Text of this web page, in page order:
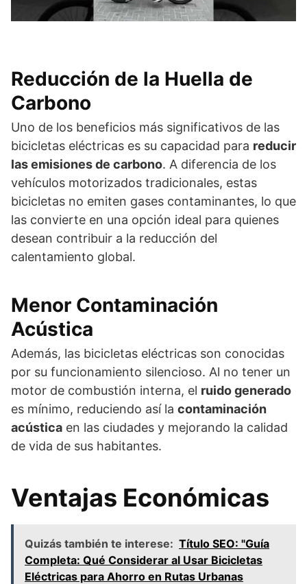
Reducción de la Huella de
Carbono
Uno de los beneficios más significativos de las
bicicletas eléctricas es su capacidad para reducir
las emisiones de carbono. A diferencia de los
vehículos motorizados tradicionales, estas
bicicletas no emiten gases contaminantes, lo que
las convierte en una opción ideal para quienes
desean contribuir a la reducción del
calentamiento global.
Menor Contaminación
Acústica
Además, las bicicletas eléctricas son conocidas
por su funcionamiento silencioso. Al no tener un
motor de combustión interna, el ruido generado
es mínimo, reduciendo así la contaminación
acústica en las ciudades y mejorando la calidad
de vida de sus habitantes.
Ventajas Económicas
Quizás también te interese: Título SEO: "Guía
Completa: Qué Considerar al Usar Bicicletas
Eléctricas para Ahorro en Rutas Urbanas